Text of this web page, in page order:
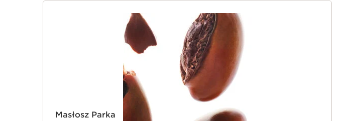
PRZEJDŹ DO TREŚCI
Masłosz Parka